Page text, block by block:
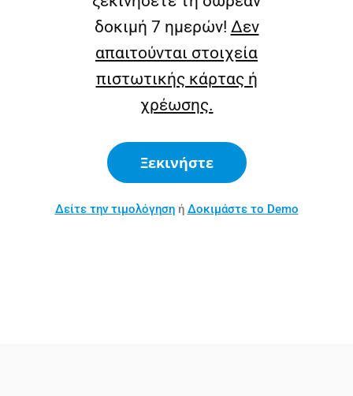
δοκιμή 7 ημερών! Δεν
απαιτούνται στοιχεία
πιστωτικής κάρτας ή
χρέωσης.
Ξεκινήστε
Δείτε την τιμολόγησηή Δοκιμάστε το Demo